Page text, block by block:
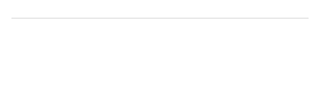
јазик е темелот на македонскиот идентитет.